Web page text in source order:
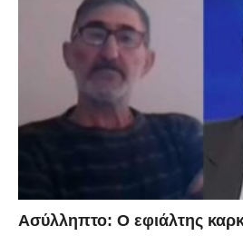
Ασύλληπτο: Ο εφιάλτης